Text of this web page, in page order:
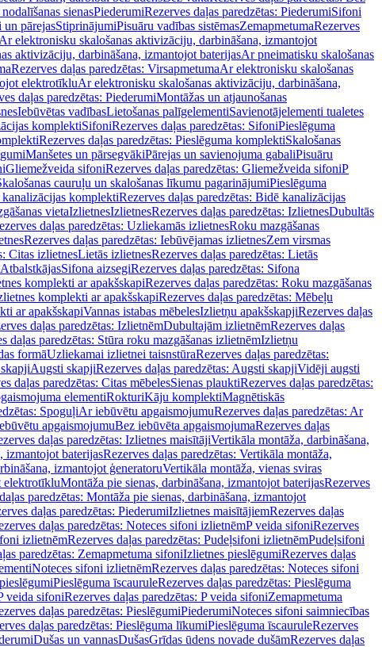
sienasPiederumiRezerves daļas paredzētas: PiederumiSifoni
un pārejasStiprinājumiPisuāru vadības sistēmasZemapmetumaRezerves
elektronisku skalošanas aktivizāciju, darbināšana, izmantojot
aktivizāciju, darbināšana, izmantojot baterijasAr pneimatisku skalošanas
Rezerves daļas paredzētas: VirsapmetumaAr elektronisku skalošanas
elektrotīkluAr elektronisku skalošanas aktivizāciju, darbināšana,
daļas paredzētas: PiederumiMontāžas un atjaunošanas
Iebūvētas vadībasLietošanas palīgelementiSavienotājelementi tualetes
komplektiSifoniRezerves daļas paredzētas: SifoniPieslēguma
Rezerves daļas paredzētas: Pieslēguma komplektiSkalošanas
Manšetes un pārsegvākiPārejas un savienojuma gabaliPisuāru
Gliemežveida sifoniRezerves daļas paredzētas: Gliemežveida sifoniP
cauruļu un skalošanas līkumu pagarinājumiPieslēguma
komplektiRezerves daļas paredzētas: Bidē kanalizācijas
vietaIzlietnesIzlietnesRezerves daļas paredzētas: IzlietnesDubultās
daļas paredzētas: Uzliekamās izlietnesRoku mazgāšanas
Rezerves daļas paredzētas: Iebūvējamas izlietnesZem virsmas
Citas izlietnesLietās izlietnesRezerves daļas paredzētas: Lietās
AtbalstkājasSifona aizsegiRezerves daļas paredzētas: Sifona
komplekti ar apakšskapiRezerves daļas paredzētas: Roku mazgāšanas
komplekti ar apakšskapiRezerves daļas paredzētas: Mēbeļu
ar apakšskapiVannas istabas mēbelesIzlietņu apakšskapjiRezerves daļas
daļas paredzētas: IzlietnēmDubultajām izlietnēmRezerves daļas
daļas paredzētas: Stūra roku mazgāšanas izlietnēmIzlietņu
formāUzliekamai izlietnei taisnstūraRezerves daļas paredzētas:
Augsti skapjiRezerves daļas paredzētas: Augsti skapjiVidēji augsti
daļas paredzētas: Citas mēbelesSienas plauktiRezerves daļas paredzētas:
elementiRokturiKāju komplektiMagnētiskās
SpoguļiAr iebūvētu apgaismojumuRezerves daļas paredzētas: Ar
apgaismojumuBez iebūvēta apgaismojumaRezerves daļas
daļas paredzētas: Izlietnes maisītājiVertikāla montāža, darbināšana,
izmantojot baterijasRezerves daļas paredzētas: Vertikāla montāža,
izmantojot ģeneratoruVertikāla montāža, vienas sviras
elektrotīkluMontāža pie sienas, darbināšana, izmantojot baterijasRezerves
paredzētas: Montāža pie sienas, darbināšana, izmantojot
daļas paredzētas: PiederumiIzlietnes maisītājiemRezerves daļas
daļas paredzētas: Noteces sifoni izlietnēmP veida sifoniRezerves
izlietnēmRezerves daļas paredzētas: Pudeļsifoni izlietnēmPudeļsifoni
paredzētas: Zemapmetuma sifoniIzlietnes pieslēgumiRezerves daļas
Noteces sifoni izlietnēmRezerves daļas paredzētas: Noteces sifoni
Pieslēguma īscauruleRezerves daļas paredzētas: Pieslēguma
veida sifoniRezerves daļas paredzētas: P veida sifoniZemapmetuma
daļas paredzētas: PieslēgumiPiederumiNoteces sifoni saimniecības
daļas paredzētas: Pieslēguma līkumiPieslēguma īscauruleRezerves
Dušas un vannasDušasGrīdas ūdens novade dušāmRezerves daļas